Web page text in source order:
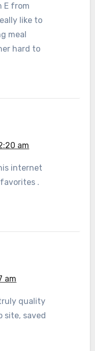
E from
like to
meal
hard to
am
internet
.
am
quality
site, saved